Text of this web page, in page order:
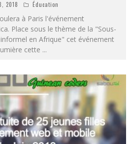
2018 Éducation
à Paris l'événement
Place sous le thème de la "Sous-
en Afrique" cet événement
cette ...